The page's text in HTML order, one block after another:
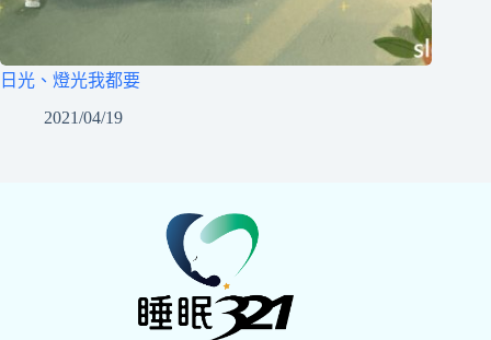
日光、燈光我都要
2021/04/19